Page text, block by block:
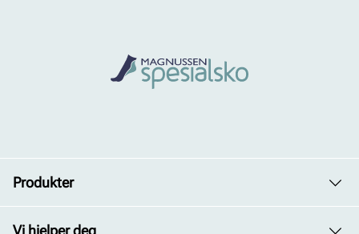
Produkter
Dame
Vi hjelper deg